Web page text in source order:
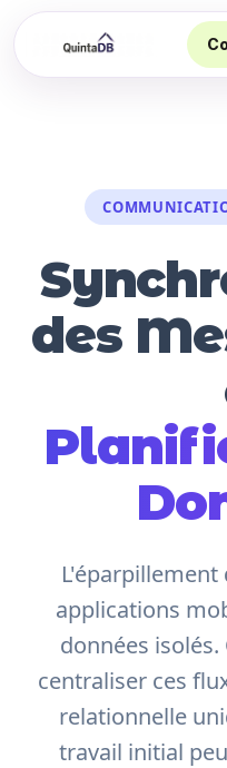
des
L'éparpillement
applications
données
centraliser ces
relationnelle
travail initial